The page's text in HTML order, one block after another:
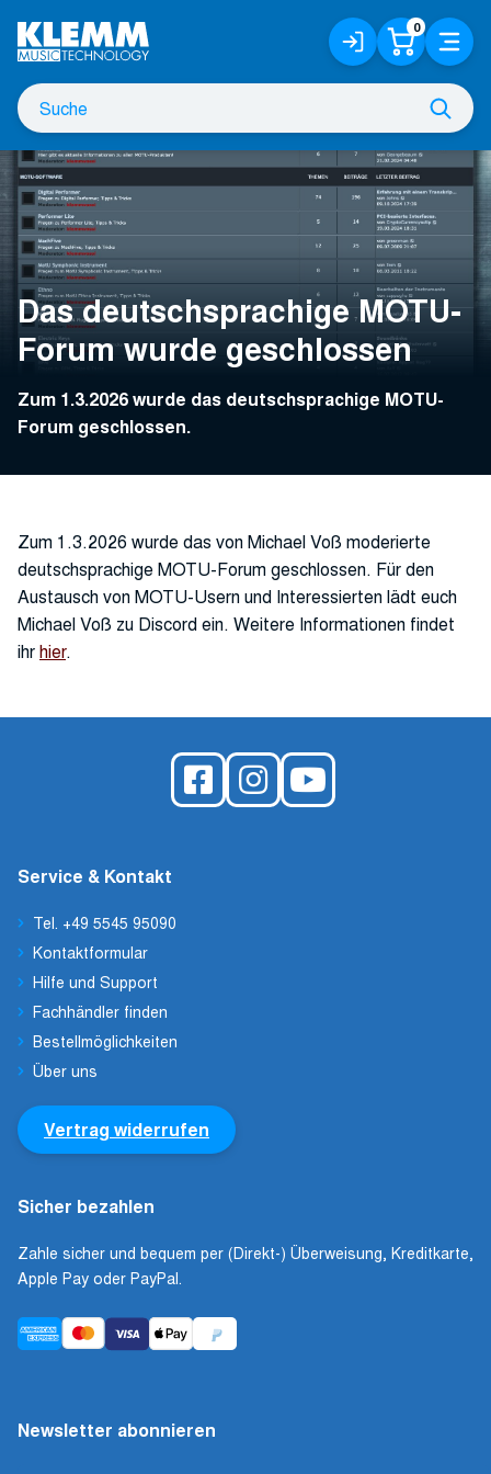
Hauptinhalt
Suche
nach
Anmelden
/
Registrieren
0 Menü
Das deutschsprachige MOTU-
Forum wurde geschlossen
Zum 1.3.2026 wurde das deutschsprachige MOTU-
Forum geschlossen.
Zum 1.3.2026 wurde das von Michael Voß moderierte
deutschsprachige MOTU-Forum geschlossen. Für den
Austausch von MOTU-Usern und Interessierten lädt euch
Michael Voß zu Discord ein. Weitere Informationen findet
ihrhier.
Service & Kontakt
Tel. +49 5545 95090
Kontaktformular
Hilfe und Support
Fachhändler finden
Bestellmöglichkeiten
Über uns
Vertrag widerrufen
Sicher bezahlen
Zahle sicher und bequem per (Direkt-) Überweisung, Kreditkarte,
Apple Pay oder PayPal.
Newsletter abonnieren